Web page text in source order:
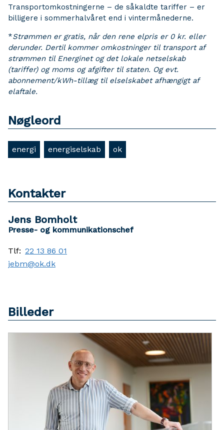
Transportomkostningerne – de såkaldte tariffer – er
billigere i sommerhalvåret end i vintermånederne.
*Strømmen er gratis, når den rene elpris er 0 kr. eller
derunder. Dertil kommer omkostninger til transport af
strømmen til Energinet og det lokale netselskab
(tariffer) og moms og afgifter til staten. Og evt.
abonnement/kWh-tillæg til elselskabet afhængigt af
elaftale.
Nøgleord
energi energiselskab ok
Kontakter
Jens Bomholt
Presse- og kommunikationschef
Tlf: 22 13 86 01
jebm@ok.dk
Billeder